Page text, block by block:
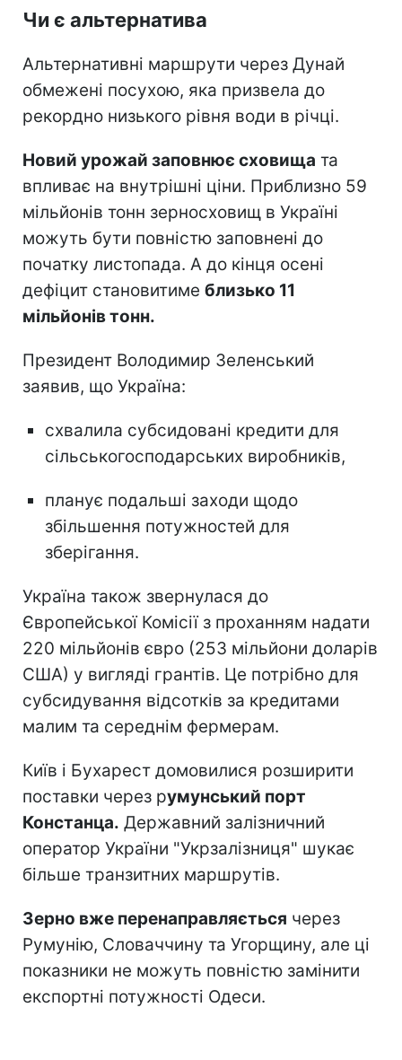
Чи є альтернатива
Альтернативні маршрути через Дунай
обмежені посухою, яка призвела до
рекордно низького рівня води в річці.
Новий урожай заповнює сховища та
впливає на внутрішні ціни. Приблизно 59
мільйонів тонн зерносховищ в Україні
можуть бути повністю заповнені до
початку листопада. А до кінця осені
дефіцит становитиме близько 11
мільйонів тонн.
Президент Володимир Зеленський
заявив, що Україна:
схвалила субсидовані кредити для
сільськогосподарських виробників,
планує подальші заходи щодо
збільшення потужностей для
зберігання.
Україна також звернулася до
Європейської Комісії з проханням надати
220 мільйонів євро (253 мільйони доларів
США) у вигляді грантів. Це потрібно для
субсидування відсотків за кредитами
малим та середнім фермерам.
Київ і Бухарест домовилися розширити
поставки через румунський порт
Констанца. Державний залізничний
оператор України "Укрзалізниця" шукає
більше транзитних маршрутів.
Зерно вже перенаправляється через
Румунію, Словаччину та Угорщину, але ці
показники не можуть повністю замінити
експортні потужності Одеси.